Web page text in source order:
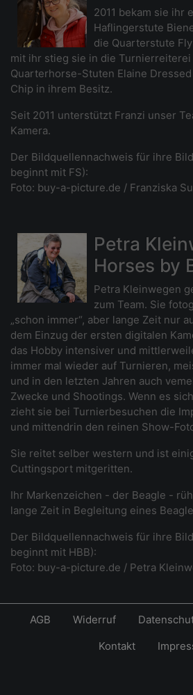
2011 bekam sie ihr
Haflingerstute
die Quarterstute
mit ihr stieg sie in die
Quarterhorse-Stuten Elaine
Chip in ihrem Besitz.
Seit 2011 unterstützt Franzi unser
Kamera.
Der Bildquellennachweis für ihre
beginnt mit FS):
Foto: buy-a-picture.de / Franziska
Petra
Horses by
Petra Kleinwegen
zum Team. Sie
„schon immer“, aber lange Zeit nur
dem Einzug der ersten digitalen
das Hobby intensiver und
immer mal wieder auf Turnieren,
und in den letzten Jahren auch
Zwecke und Shootings. Wenn es
zieht sie bei Turnierbesuchen die
und mittendrin den reinen Show-
Sie reitet selber western und ist
Cuttingsport mitgeritten.
Ihr Markenzeichen - der Beagle -
lange Zeit in Begleitung eines
Der Bildquellennachweis für ihre
beginnt mit HBB):
Foto: buy-a-picture.de / Petra
AGB Widerruf
Kontakt